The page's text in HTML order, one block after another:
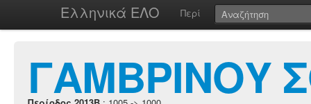
Ελληνικά ΕΛΟ Περί
ΓΑΜΒΡΙΝΟΥ